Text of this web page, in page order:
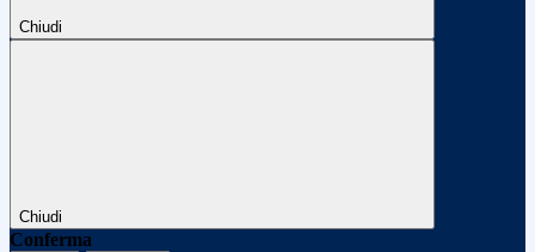
Chiudi
Chiudi
Conferma